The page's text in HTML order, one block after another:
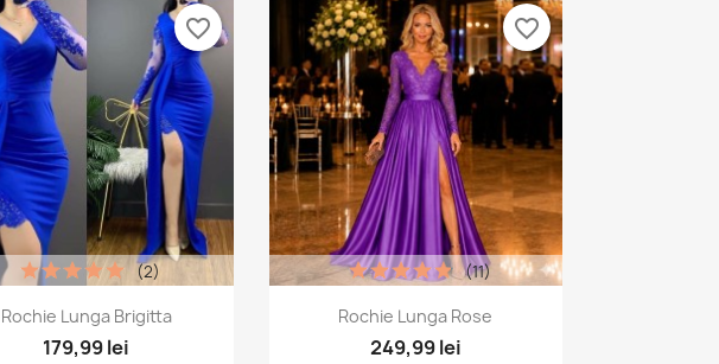
Vizualizare rapida
Rochie Lunga Brigitta
179,99 lei
(2)
favorite_border
Vizualizare rapida
Rochie Lunga Rose
249,99 lei
(11)
favorite_border